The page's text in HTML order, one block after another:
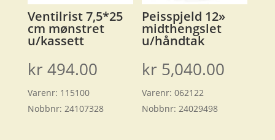
Ventilrist 7,5*25
cm mønstret
u/kassett
kr 494.00
Varenr: 115100
Nobbnr: 24107328
Peisspjeld 12»
midthengslet
u/håndtak
kr 5,040.00
Varenr:062122
Nobbnr: 24029498